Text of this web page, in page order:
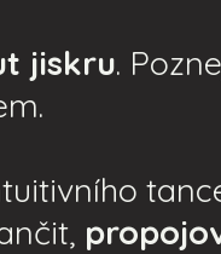
jiskru.